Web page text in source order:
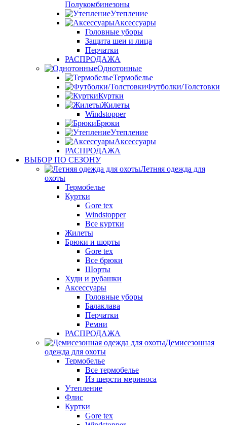
Полукомбинезоны
Утепление
Аксессуары
Головные уборы
Защита шеи и лица
Перчатки
РАСПРОДАЖА
Однотонные
Термобелье
Футболки/Толстовки
Куртки
Жилеты
Windstopper
Брюки
Утепление
Аксессуары
РАСПРОДАЖА
ВЫБОР ПО СЕЗОНУ
Летняя одежда для
охоты
Термобелье
Куртки
Gore tex
Windstopper
Все куртки
Жилеты
Брюки и шорты
Gore tex
Все брюки
Шорты
Худи и рубашки
Аксессуары
Головные уборы
Балаклава
Перчатки
Ремни
РАСПРОДАЖА
Демисезонная
одежда для охоты
Термобелье
Все термобелье
Из шерсти мериноса
Утепление
Флис
Куртки
Gore tex